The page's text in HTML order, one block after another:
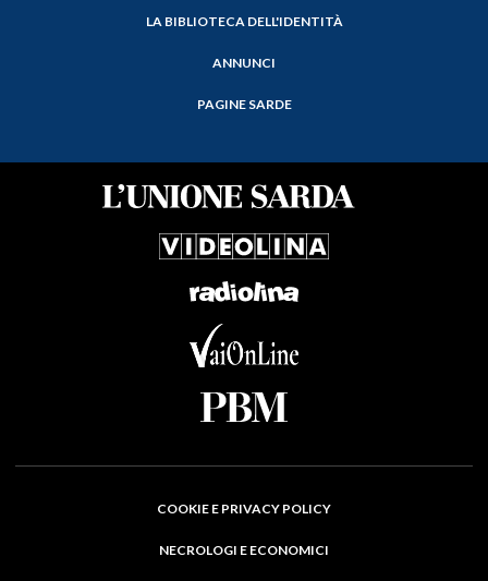
LA BIBLIOTECA DELL'IDENTITÀ
ANNUNCI
PAGINE SARDE
COOKIE E PRIVACY POLICY
NECROLOGI E ECONOMICI